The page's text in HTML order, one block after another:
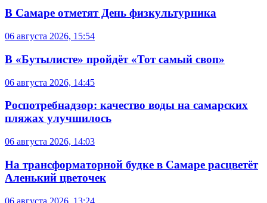
В Самаре отметят День физкультурника
06 августа 2026, 15:54
В «Бутылисте» пройдёт «Тот самый своп»
06 августа 2026, 14:45
Роспотребнадзор: качество воды на самарских
пляжах улучшилось
06 августа 2026, 14:03
На трансформаторной будке в Самаре расцветёт
Аленький цветочек
06 августа 2026, 13:24